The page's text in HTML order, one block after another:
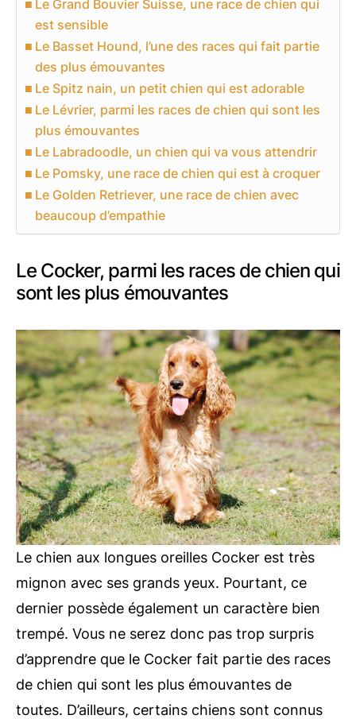
Le Grand Bouvier Suisse, une race de chien qui
est sensible
Le Basset Hound, l’une des races qui fait partie
des plus émouvantes
Le Spitz nain, un petit chien qui est adorable
Le Lévrier, parmi les races de chien qui sont les
plus émouvantes
Le Labradoodle, un chien qui va vous attendrir
Le Pomsky, une race de chien qui est à croquer
Le Golden Retriever, une race de chien avec
beaucoup d’empathie
Le Cocker, parmi les races de chien qui
sont les plus émouvantes
Le chien aux longues oreilles Cocker est très
mignon avec ses grands yeux. Pourtant, ce
dernier possède également un caractère bien
trempé. Vous ne serez donc pas trop surpris
d’apprendre que le Cocker fait partie des races
de chien qui sont les plus émouvantes de
toutes. D’ailleurs, certains chiens sont connus